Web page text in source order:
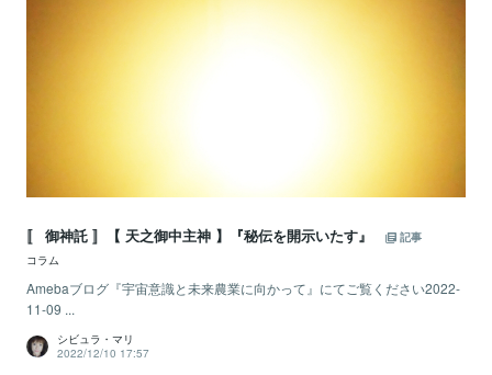
〚 御神託 〛【 天之御中主神 】『秘伝を開示いたす』
記事
コラム
Amebaブログ『宇宙意識と未来農業に向かって』にてご覧ください2022-
11-09 ...
シビュラ・マリ
2022/12/10 17:57